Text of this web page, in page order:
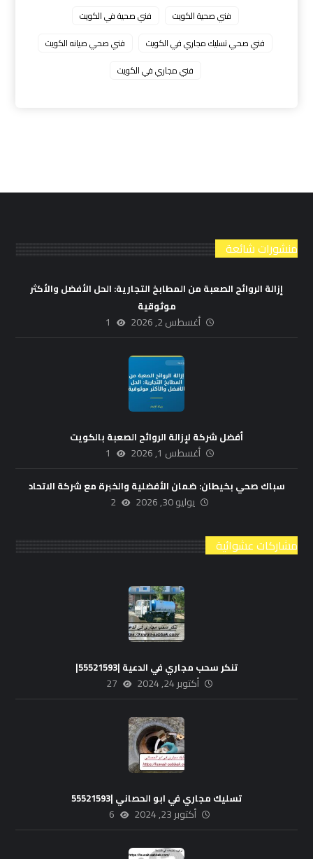
فني صحية الكويت
فني صحية في الكويت
فني صحي تسليك مجاري في الكويت
فني صحي صيانه الكويت
فني مجاري في الكويت
منشورات شائعة
إزالة الروائح الصعبة من المطابخ التجارية: الحل الأفضل والأكثر
موثوقية
أغسطس 2, 2026 1
أفضل شركة لإزالة الروائح الصعبة بالكويت
أغسطس 1, 2026 1
سباك صحي بخيطان: ضمان الأفضلية والخبرة مع شركة الاتحاد
يوليو 30, 2026 2
مشاركات عشوائية
تنكر سحب مجاري في الدعية |55521593|
أكتوبر 24, 2024 27
تسليك مجاري في ابو الحصاني |55521593
أكتوبر 23, 2024 6